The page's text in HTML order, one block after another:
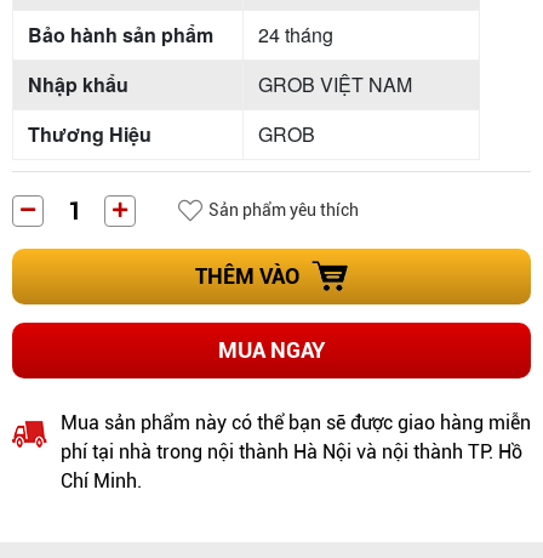
Bảo hành sản phẩm
24 tháng
Nhập khẩu
GROB VIỆT NAM
Thương Hiệu
GROB
Sản phẩm yêu thích
THÊM VÀO
MUA NGAY
Mua sản phẩm này có thể bạn sẽ được giao hàng miễn
phí tại nhà trong nội thành Hà Nội và nội thành TP. Hồ
Chí Minh.